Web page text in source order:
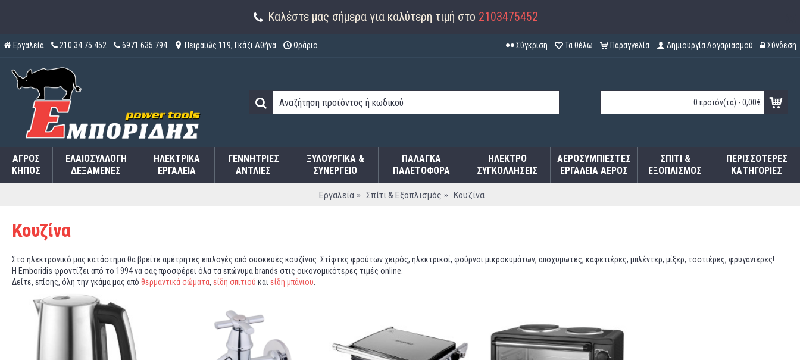
Καλέστε μας σήμερα για καλύτερη τιμή στο 2103475452
Εργαλεία 210 34 75 452 6971 635 794 Πειραιώς 119, Γκάζι Αθήνα Ωράριο Σύγκριση Τα θέλω Παραγγελία Δημιουργία Λογαριασμού Σύνδεση
0 προϊόν(τα) - 0,00€
ΑΓΡΌΣ
ΚΉΠΟΣ
ΕΛΑΙΟΣΥΛΛΟΓΉ
ΔΕΞΑΜΕΝΈΣ
ΗΛΕΚΤΡΙΚΆ
ΕΡΓΑΛΕΊΑ
ΓΕΝΝΉΤΡΙΕΣ
ΑΝΤΛΊΕΣ
ΞΥΛΟΥΡΓΙΚΑ &
ΣΥΝΕΡΓΕΙΟ
ΠΑΛΆΓΚΑ
ΠΑΛΕΤΟΦΌΡΑ
ΗΛΕΚΤΡΟ
ΣΥΓΚΟΛΛΉΣΕΙΣ
ΑΕΡΟΣΥΜΠΙΕΣΤΈΣ
ΕΡΓΑΛΕΊΑ ΑΈΡΟΣ
ΣΠΊΤΙ &
ΕΞΟΠΛΙΣΜΌΣ
ΠΕΡΙΣΣΌΤΕΡΕΣ
ΚΑΤΗΓΟΡΊΕΣ
Εργαλεία Σπίτι & Εξοπλισμός Κουζίνα
Κουζίνα
Στο ηλεκτρονικό μας κατάστημα θα βρείτε αμέτρητες επιλογές από συσκευές κουζίνας. Στίφτες φρούτων χειρός, ηλεκτρικοί, φούρνοι μικροκυμάτων, αποχυμωτές, καφετιέρες, μπλέντερ, μίξερ, τοστιέρες, φρυγανιέρες!
Η Emboridis φροντίζει από το 1994 να σας προσφέρει όλα τα επώνυμα brands στις οικονομικότερες τιμές online.
Δείτε, επίσης, όλη την γκάμα μας από θερμαντικά σώματα, είδη σπιτιού και είδη μπάνιου